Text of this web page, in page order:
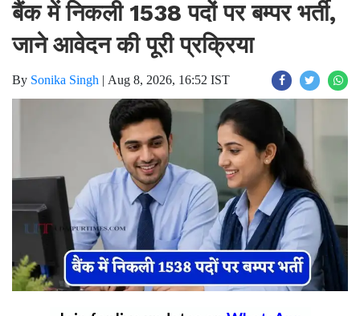
बैंक में निकली 1538 पदों पर बम्पर भर्ती,
जाने आवेदन की पूरी प्रक्रिया
By Sonika Singh | Aug 8, 2026, 16:52 IST